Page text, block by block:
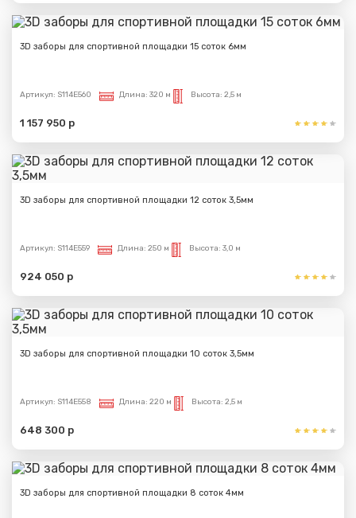
3D заборы для спортивной площадки 15 соток 6мм
Артикул: S114E560 Длина: 320 м Высота: 2,5 м
1 157 950 р
3D заборы для спортивной площадки 12 соток 3,5мм
Артикул: S114E559 Длина: 250 м Высота: 3,0 м
924 050 р
3D заборы для спортивной площадки 10 соток 3,5мм
Артикул: S114E558 Длина: 220 м Высота: 2,5 м
648 300 р
3D заборы для спортивной площадки 8 соток 4мм